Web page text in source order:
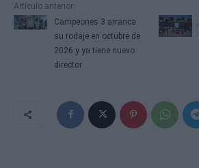
Artículo anterior
Campeones 3 arranca
su rodaje en octubre de
2026 y ya tiene nuevo
director